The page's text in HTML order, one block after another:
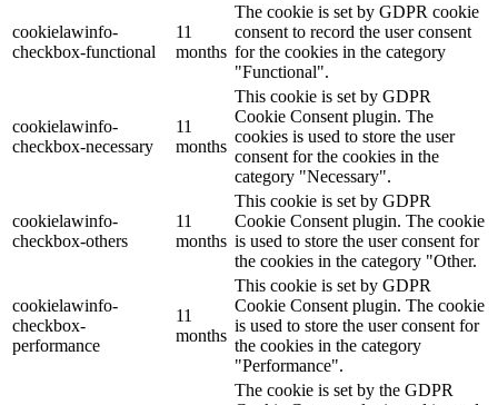
cookielawinfo-
checkbox-functional
11
months
The cookie is set by GDPR cookie
consent to record the user consent
for the cookies in the category
"Functional".
cookielawinfo-
checkbox-necessary
11
months
This cookie is set by GDPR
Cookie Consent plugin. The
cookies is used to store the user
consent for the cookies in the
category "Necessary".
cookielawinfo-
checkbox-others
11
months
This cookie is set by GDPR
Cookie Consent plugin. The cookie
is used to store the user consent for
the cookies in the category "Other.
cookielawinfo-
checkbox-
performance
11
months
This cookie is set by GDPR
Cookie Consent plugin. The cookie
is used to store the user consent for
the cookies in the category
"Performance".
The cookie is set by the GDPR